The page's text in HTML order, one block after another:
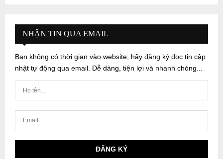
NHẬN TIN QUA EMAIL
Bạn không có thời gian vào website, hãy đăng ký đọc tin cập
nhật tự động qua email. Dễ dàng, tiện lợi và nhanh chóng...